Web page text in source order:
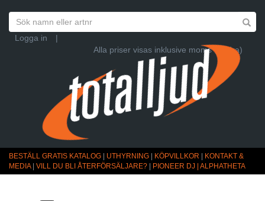
Logga in
|
Alla priser visas inklusive moms (Ändra)
BESTÄLL GRATIS KATALOG UTHYRNING KÖPVILLKOR
KONTAKT &
MEDIA| VILL DU BLI ÅTERFÖRSÄLJARE? PIONEER DJ | ALPHATHETA